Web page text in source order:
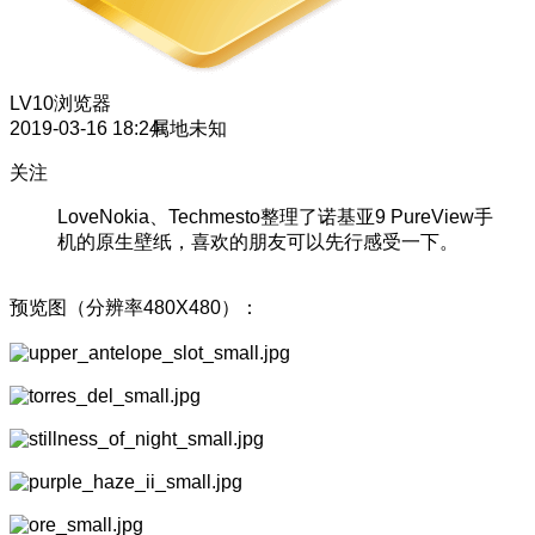
LV10浏览器
2019-03-16 18:24属地未知
关注
LoveNokia、Techmesto整理了诺基亚9 PureView手
机的原生壁纸，喜欢的朋友可以先行感受一下。
预览图（分辨率480X480）：